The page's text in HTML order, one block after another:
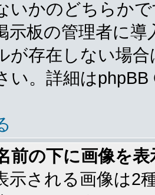
いかのどちらか
示板の管理者に
が存在しない場
い。詳細は
前の下に画像を
示される画像は2